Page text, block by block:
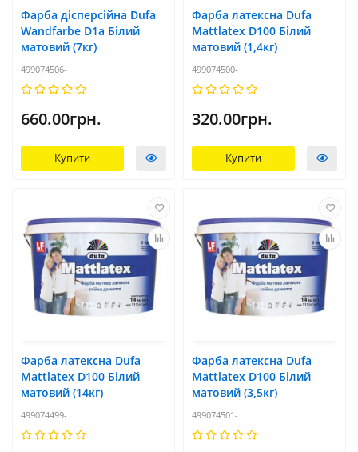
Фарба дісперсійна Dufa
Wandfarbe D1a Білий
матовий (7кг)
499074506-
660.00грн.
Купити
Фарба латексна Dufa
Mattlatex D100 Білий
матовий (1,4кг)
499074500-
320.00грн.
Купити
Фарба латексна Dufa
Mattlatex D100 Білий
матовий (14кг)
499074499-
Фарба латексна Dufa
Mattlatex D100 Білий
матовий (3,5кг)
499074501-